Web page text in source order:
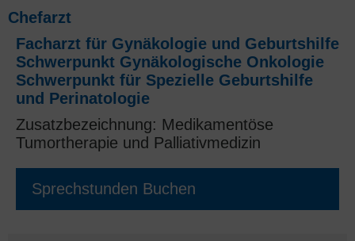
Chefarzt
Facharzt für Gynäkologie und Geburtshilfe
Schwerpunkt Gynäkologische Onkologie
Schwerpunkt für Spezielle Geburtshilfe
und Perinatologie
Zusatzbezeichnung: Medikamentöse
Tumortherapie und Palliativmedizin
Sprechstunden Buchen